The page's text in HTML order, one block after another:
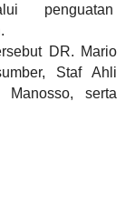
penguatan
DR. Mario
Staf Ahli
serta